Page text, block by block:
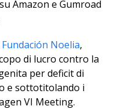
Amazon e Gumroad
Fundación Noelia,
di lucro contro la
per deficit di
e sottotitolando i
VI Meeting.